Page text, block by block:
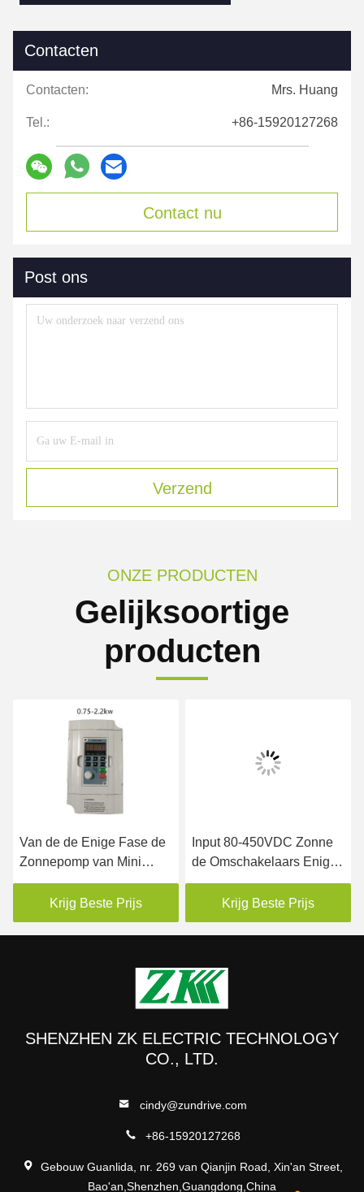
Contacten
Contacten: Mrs. Huang
Tel.: +86-15920127268
Contact nu
Post ons
Verzend
ONZE PRODUCTEN
Gelijksoortige
producten
Van de de Enige Fase de
Zonnepomp van Mini
Output 220V 240V
Omschakelaar 90VDC
aan 450VDC-Input
Krijg Beste Prijs
Input 80-450VDC Zonne
de Omschakelaars Enige
Fase van 2,2 KW voor
PMSM-Motor
Krijg Beste Prijs
SHENZHEN ZK ELECTRIC TECHNOLOGY
CO., LTD.
cindy@zundrive.com
+86-15920127268
Gebouw Guanlida, nr. 269 van Qianjin Road, Xin'an Street,
Bao'an,Shenzhen,Guangdong,China